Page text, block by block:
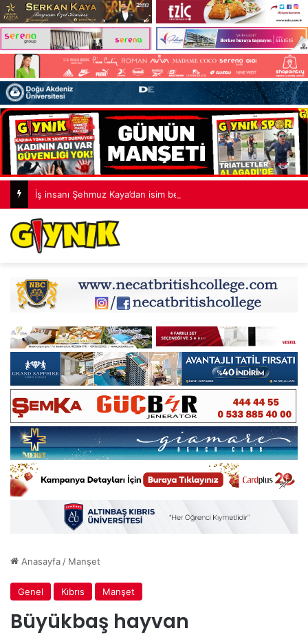
İş insanı Şehmuz Kaya’dan isim benzerliği açıklaması
Anasayfa/ Manşet
Genel Kıbrıs Manşet
Büyükbaş hayvan